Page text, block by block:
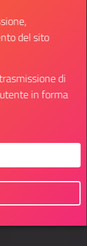
del sito
di
in forma